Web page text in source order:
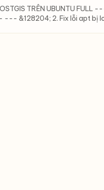
TRÊN UBUNTU
&128204; 2. Fix lỗi apt bị